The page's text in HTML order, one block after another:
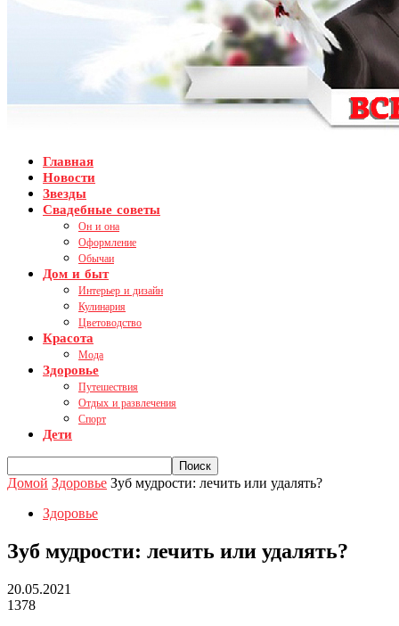
Главная
Новости
Звезды
Свадебные советы
Он и она
Оформление
Обычаи
Дом и быт
Интерьер и дизайн
Кулинария
Цветоводство
Красота
Мода
Здоровье
Путешествия
Отдых и развлечения
Спорт
Дети
Домой Здоровье Зуб мудрости: лечить или удалять?
Здоровье
Зуб мудрости: лечить или удалять?
20.05.2021
1378